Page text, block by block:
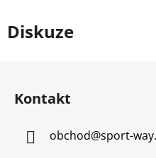
Diskuze
Kontakt
obchod@sport-